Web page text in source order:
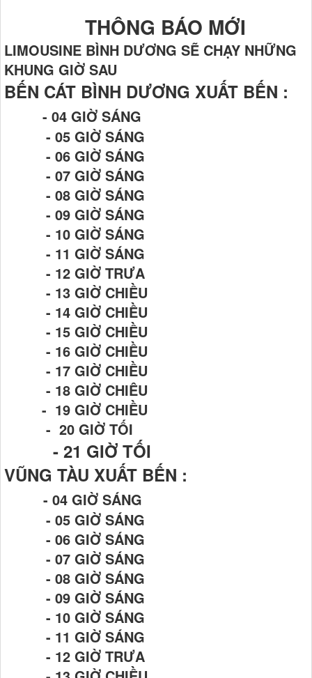
THÔNG BÁO MỚI
LIMOUSINE BÌNH DƯƠNG SẼ CHẠY NHỮNG
KHUNG GIỜ SAU
BẾN CÁT BÌNH DƯƠNG XUẤT BẾN :
- 04 GIỜ SÁNG
- 05 GIỜ SÁNG
- 06 GIỜ SÁNG
- 07 GIỜ SÁNG
- 08 GIỜ SÁNG
- 09 GIỜ SÁNG
- 10 GIỜ SÁNG
- 11 GIỜ SÁNG
- 12 GIỜ TRƯA
- 13 GIỜ CHIỀU
- 14 GIỜ CHIỀU
- 15 GIỜ CHIỀU
- 16 GIỜ CHIỀU
- 17 GIỜ CHIỀU
- 18 GIỜ CHIÊU
- 19 GIỜ CHIỀU
- 20 GIỜ TỐI
- 21 GIỜ TỐI
VŨNG TÀU XUẤT BẾN :
- 04 GIỜ SÁNG
- 05 GIỜ SÁNG
- 06 GIỜ SÁNG
- 07 GIỜ SÁNG
- 08 GIỜ SÁNG
- 09 GIỜ SÁNG
- 10 GIỜ SÁNG
- 11 GIỜ SÁNG
- 12 GIỜ TRƯA